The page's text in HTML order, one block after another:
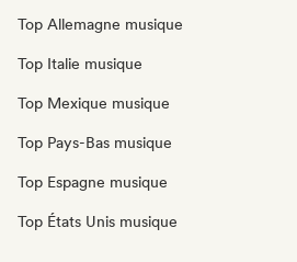
Top Allemagne musique
Top Italie musique
Top Mexique musique
Top Pays-Bas musique
Top Espagne musique
Top États Unis musique